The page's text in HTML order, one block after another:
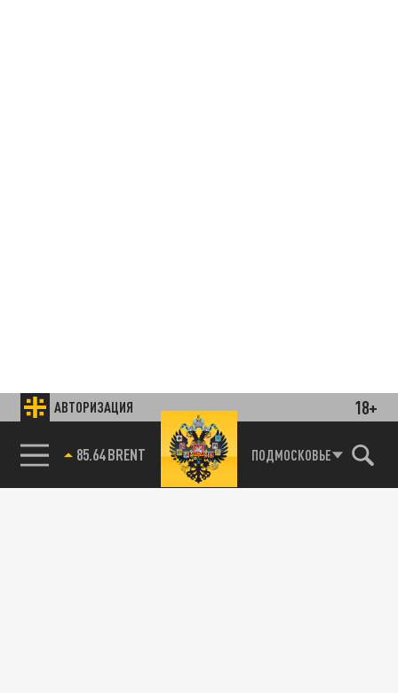
АВТОРИЗАЦИЯ 18+
85.64 BRENT ПОДМОСКОВЬЕ